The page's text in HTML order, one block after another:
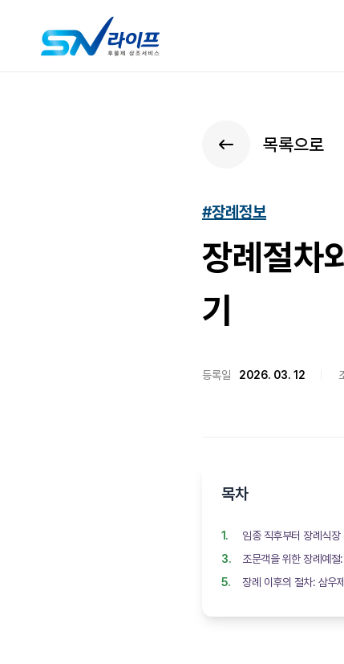
목록으로
#장례정보
장례절차
기
등록일 2026. 03. 12
목차
임종 직후부터 장례식
조문객을 위한 장례예절
장례 이후의 절차: 삼우